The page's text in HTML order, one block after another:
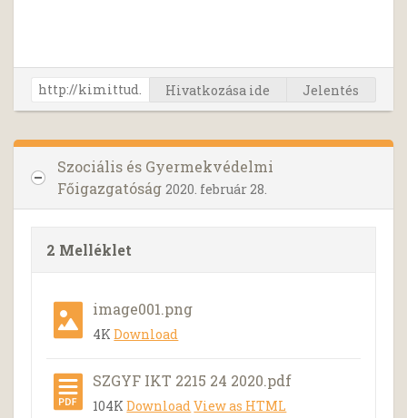
Hivatkozása ide Jelentés
Szociális és Gyermekvédelmi
Főigazgatóság 2020. február 28.
2 Melléklet
image001.png
4KDownload
SZGYF IKT 2215 24 2020.pdf
104KDownloadView as HTML